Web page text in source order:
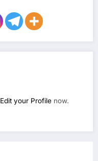
Edit your Profile now.